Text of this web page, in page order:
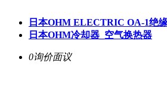
日本OHM ELECTRIC OA-1绝
日本OHM冷却器_空气换热器
0询价面议